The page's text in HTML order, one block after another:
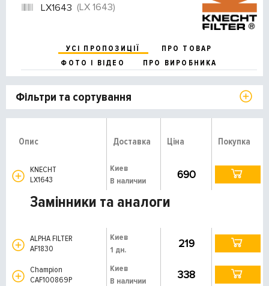
LX1643 (LX 1643)
УСІ ПРОПОЗИЦІЇ
ПРО ТОВАР
ФОТО І ВІДЕО
ПРО ВИРОБНИКА
Фільтри та сортування
Опис Доставка Ціна Покупка
KNECHT
LX1643
Киев
В наличии
690
Замінники та аналоги
ALPHA FILTER
AF1830
Киев
1 дн.
219
Champion
CAF100869P
Киев
В наличии
338